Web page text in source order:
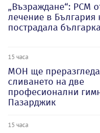
„Възраждане“: РСМ
лечение в България
пострадала българка
15 часа
МОН ще преразгледа
сливането на две
професионални
Пазарджик
15 часа